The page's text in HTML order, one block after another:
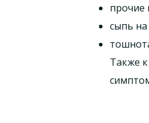
прочие
сыпь
Также